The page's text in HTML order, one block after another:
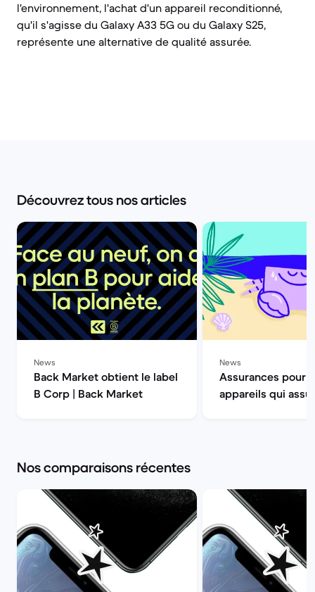
l'environnement, l'achat d'un appareil reconditionné,
qu'il s'agisse du Galaxy A33 5G ou du Galaxy S25,
représente une alternative de qualité assurée.
Découvrez tous nos articles
News
Back Market obtient le label
B Corp | Back Market
News
Assurances pour
appareils qui
Nos comparaisons récentes